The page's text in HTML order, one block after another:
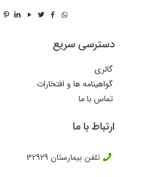
دسترسی سریع
گالری
گواهینامه ها و افتخارات
تماس با ما
ارتباط با ما
تلفن بیمارستان 32929